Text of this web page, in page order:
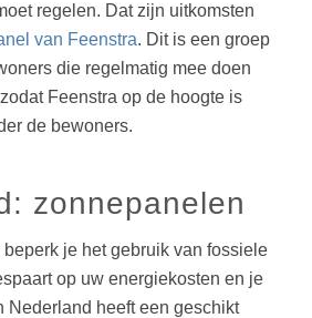
regelen. Dat zijn uitkomsten
van Feenstra. Dit is een groep
die regelmatig mee doen
Feenstra op de hoogte is
de bewoners.
zonnepanelen
je het gebruik van fossiele
op uw energiekosten en je
Nederland heeft een geschikt